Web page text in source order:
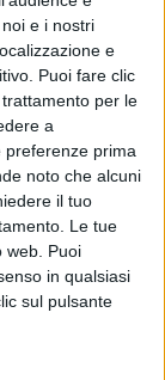
e i nostri
e
Puoi fare clic
per le
a
preferenze prima
noto che alcuni
il tuo
Le tue
web. Puoi
in qualsiasi
sul pulsante
durante le
avuto la meglio
la
centinaia
scambiati
hanno
religiose,
solo
a vivere